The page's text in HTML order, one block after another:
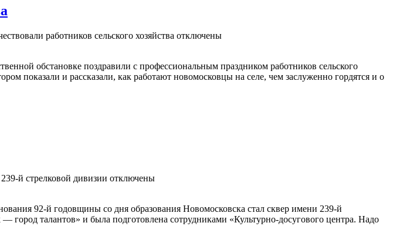
работников сельского хозяйства отключены
обстановке поздравили с профессиональным праздником работников сельского
показали и рассказали, как работают новомосковцы на селе, чем заслуженно гордятся и о
й стрелковой дивизии отключены
92-й годовщины со дня образования Новомосковска стал сквер имени 239-й
талантов» и была подготовлена сотрудниками «Культурно-досугового центра. Надо